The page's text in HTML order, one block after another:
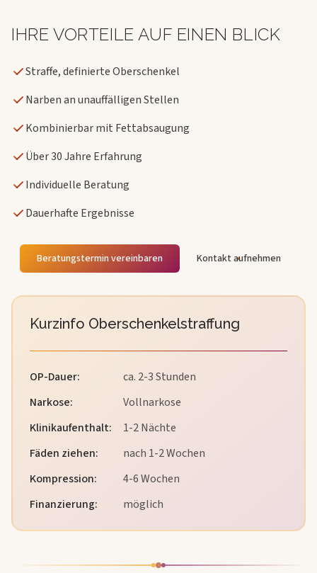
IHRE VORTEILE AUF EINEN BLICK
Straffe, definierte Oberschenkel
Narben an unauffälligen Stellen
Kombinierbar mit Fettabsaugung
Über 30 Jahre Erfahrung
Individuelle Beratung
Dauerhafte Ergebnisse
Beratungstermin vereinbaren Kontakt aufnehmen
Kurzinfo Oberschenkelstraffung
OP-Dauer:
ca. 2-3 Stunden
Narkose:
Vollnarkose
Klinikaufenthalt:
1-2 Nächte
Fäden ziehen:
nach 1-2 Wochen
Kompression:
4-6 Wochen
Finanzierung:
möglich